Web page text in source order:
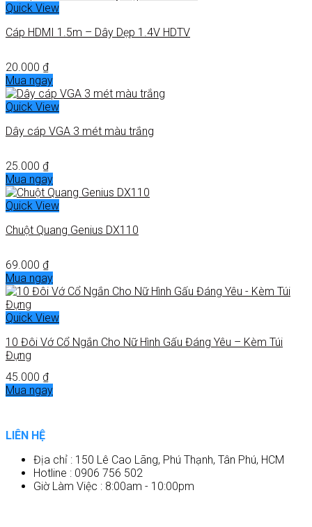
Quick View
Cáp HDMI 1.5m – Dây Dẹp 1.4V HDTV
20.000 ₫
Mua ngay
Quick View
Dây cáp VGA 3 mét màu trắng
25.000 ₫
Mua ngay
Quick View
Chuột Quang Genius DX110
69.000 ₫
Mua ngay
Quick View
10 Đôi Vớ Cổ Ngắn Cho Nữ Hình Gấu Đáng Yêu – Kèm Túi
Đựng
45.000 ₫
Mua ngay
LIÊN HỆ
Địa chỉ : 150 Lê Cao Lãng, Phú Thạnh, Tân Phú, HCM
Hotline : 0906 756 502
Giờ Làm Việc : 8:00am - 10:00pm